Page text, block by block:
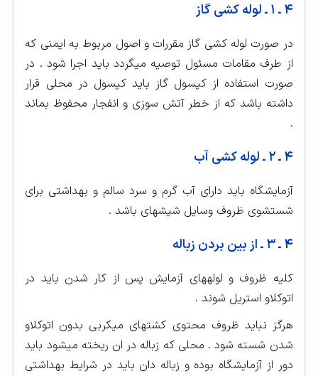
۴ ـ ۱ ـ لوله کشی گاز
در صورت لوله کشی گاز مقررات و اصول مربوط به ایمنی که
از طرف مقامات مسئول توصیه میگردد باید اجرا شود . در
صورت استفاده از کپسول گاز باید کپسول در محلی قرار
داشته باشد که از خطر آتش سوزی و انفجار محفوظ بماند
.
۴ ـ ۲ ـ لوله کشی آب
آزمایشگاه باید دارای آب گرم و سرد سالم و بهداشتی برای
شستشوی ظروف وسایل شیشه‏ای باشد .
۴ ـ ۳ ـ از بین بردن زباله
کلیه ظروف و لوله‏های آزمایش پس از کار شدن باید در
اتوکلاو استریل شوند .
هرگز نباید ظروف محتوی کشت‏های میکربی بدون اتوکلاو
شدن شسته شود . محلی که زباله در ان ریخته میشود باید
دور از آزمایشگاه بوده و زباله دان باید در شرایط بهداشتی